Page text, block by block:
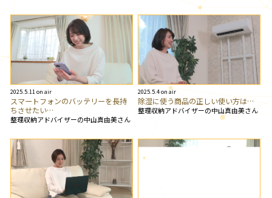
2025.5.11 on air
スマートフォンのバッテリーを長持
ちさせたい…
整理収納アドバイザーの中山真由美さん
2025.5.4 on air
除湿に使う商品の正しい使い方は…
整理収納アドバイザーの中山真由美さん